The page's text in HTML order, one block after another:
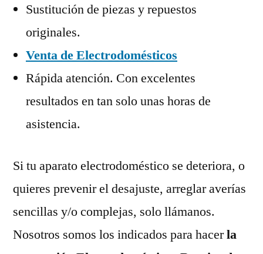
Sustitución de piezas y repuestos
originales.
Venta de Electrodomésticos
Rápida atención. Con excelentes
resultados en tan solo unas horas de
asistencia.
Si tu aparato electrodoméstico se deteriora, o
quieres prevenir el desajuste, arreglar averías
sencillas y/o complejas, solo llámanos.
Nosotros somos los indicados para hacerla